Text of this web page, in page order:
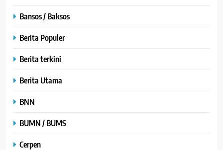
Bansos / Baksos
Berita Populer
Berita terkini
Berita Utama
BNN
BUMN / BUMS
Cerpen